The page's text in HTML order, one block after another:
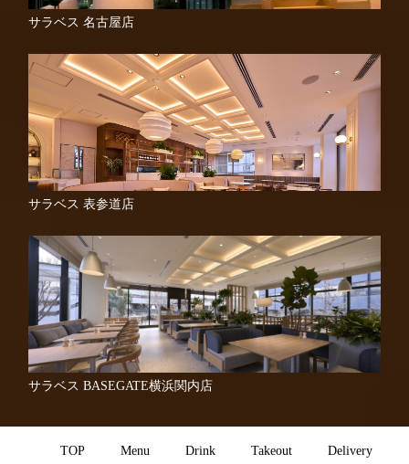
サラベス 名古屋店
サラベス 表参道店
サラベス BASEGATE横浜関内店
TOP Menu Drink Takeout Delivery